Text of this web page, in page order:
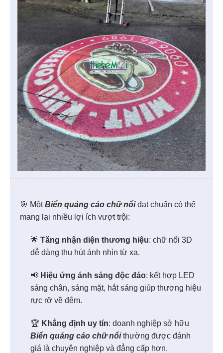
🎯 MộtBiển quảng cáo chữ nổiđạt chuẩn có thể
mang lại nhiều lợi ích vượt trội:
🌟Tăng nhận diện thương hiệu: chữ nổi 3D
dễ dàng thu hút ánh nhìn từ xa.
📢 Hiệu ứng ánh sáng độc đáo: kết hợp LED
sáng chân, sáng mặt, hắt sáng giúp thương hiệu
rực rỡ về đêm.
🏆 Khẳng định uy tín: doanh nghiệp sở hữu
Biển quảng cáo chữ nổithường được đánh
giá là chuyên nghiệp và đẳng cấp hơn.